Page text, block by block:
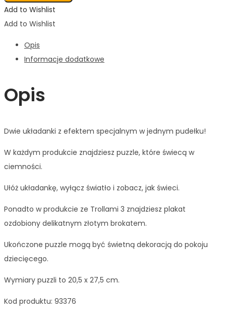
Add to Wishlist
Add to Wishlist
Opis
Informacje dodatkowe
Opis
Dwie układanki z efektem specjalnym w jednym pudełku!
W każdym produkcie znajdziesz puzzle, które świecą w
ciemności.
Ułóż układankę, wyłącz światło i zobacz, jak świeci.
Ponadto w produkcie ze Trollami 3 znajdziesz plakat
ozdobiony delikatnym złotym brokatem.
Ukończone puzzle mogą być świetną dekoracją do pokoju
dziecięcego.
Wymiary puzzli to 20,5 x 27,5 cm.
Kod produktu: 93376